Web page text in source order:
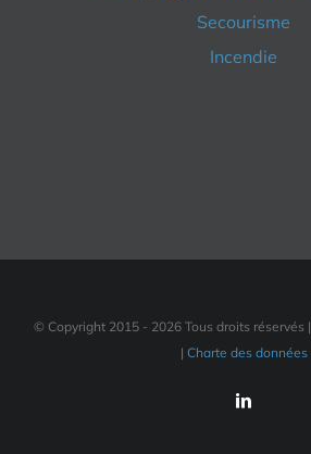
Secourisme
Incendie
© Copyright 2015 - 2026 Tous droits réservés |
| Charte des données
LinkedIn